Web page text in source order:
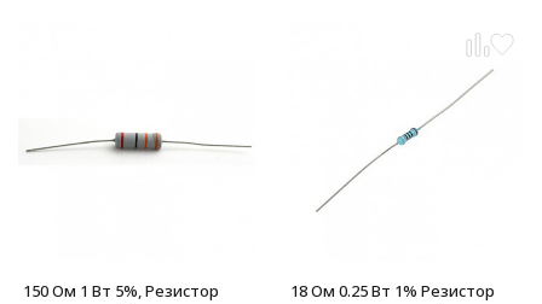
150 Ом 1 Вт 5%, Резистор
18 Ом 0.25 Вт 1% Резистор